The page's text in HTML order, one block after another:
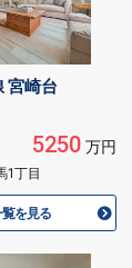
宮崎台
5250万円
1丁目
を見る